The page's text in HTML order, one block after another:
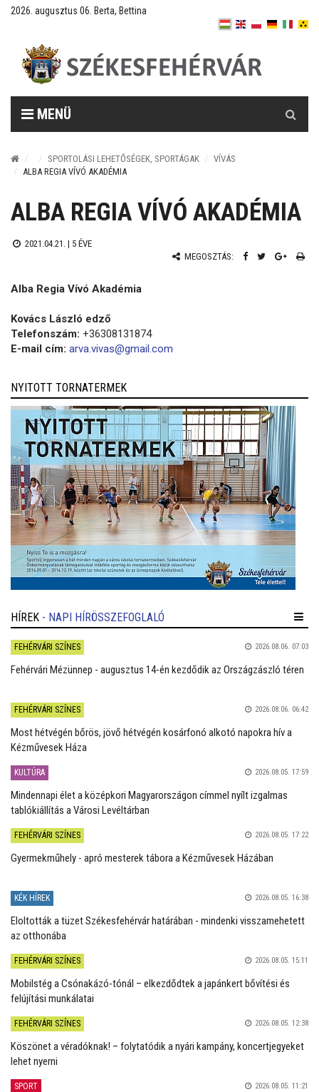
2026. augusztus 06. Berta, Bettina
MENÜ
SPORTOLÁSI LEHETŐSÉGEK, SPORTÁGAK
VÍVÁS
ALBA REGIA VÍVÓ AKADÉMIA
ALBA REGIA VÍVÓ AKADÉMIA
2021.04.21. | 5 ÉVE
MEGOSZTÁS:
Alba Regia Vívó Akadémia
Kovács László edző
Telefonszám: +36308131874
E-mail cím: arva.vivas@gmail.com
NYITOTT TORNATERMEK
HÍREK - NAPI HÍRÖSSZEFOGLALÓ
FEHÉRVÁRI SZÍNES 2026.08.06. 07:03
Fehérvári Mézünnep - augusztus 14-én kezdődik az Országzászló téren
FEHÉRVÁRI SZÍNES 2026.08.06. 06:42
Most hétvégén bőrös, jövő hétvégén kosárfonó alkotó napokra hív a
Kézművesek Háza
KULTÚRA 2026.08.05. 17:59
Mindennapi élet a középkori Magyarországon címmel nyílt izgalmas
tablókiállítás a Városi Levéltárban
FEHÉRVÁRI SZÍNES 2026.08.05. 17:22
Gyermekműhely - apró mesterek tábora a Kézművesek Házában
KÉK HÍREK 2026.08.05. 16:38
Eloltották a tüzet Székesfehérvár határában - mindenki visszamehetett
az otthonába
FEHÉRVÁRI SZÍNES 2026.08.05. 15:11
Mobilstég a Csónakázó-tónál – elkezdődtek a japánkert bővítési és
felújítási munkálatai
FEHÉRVÁRI SZÍNES 2026.08.05. 12:38
Köszönet a véradóknak! – folytatódik a nyári kampány, koncertjegyeket
lehet nyerni
SPORT 2026.08.05. 11:21